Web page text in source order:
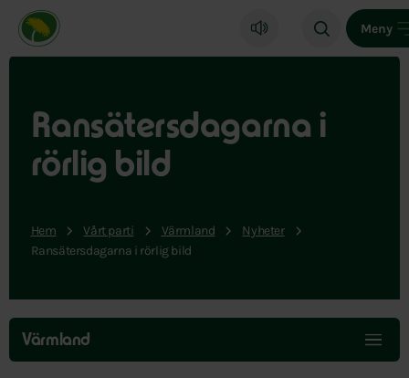
Miljöpartiet de gröna, startsida
Meny
Ransätersdagarna i
rörlig bild
Hem Vårt parti Värmland
Nyheter
Ransätersdagarna i rörlig bild
Hoppa
över
menyn
Värmland